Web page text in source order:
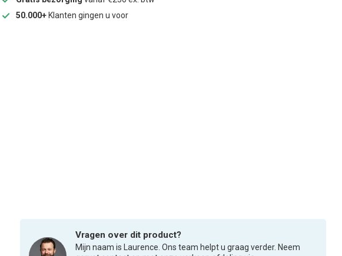
50.000+ Klanten gingen u voor
Vragen over dit product?
Mijn naam is Laurence. Ons team helpt u graag verder. Neem